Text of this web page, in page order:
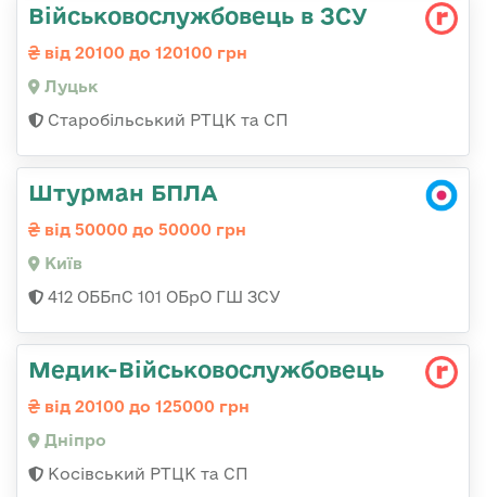
Військовослужбовець в ЗСУ
від 20100 до 120100 грн
Луцьк
Старобільський РТЦК та СП
Штурман БПЛА
від 50000 до 50000 грн
Київ
412 ОББпС 101 ОБрО ГШ ЗСУ
Медик-Військовослужбовець
від 20100 до 125000 грн
Дніпро
Косівський РТЦК та СП